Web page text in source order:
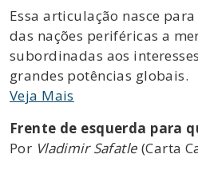
Essa articulação nasce
das nações periféricas a
subordinadas aos
grandes potências globais.
Veja Mais
Frente de esquerda para
Por Vladimir Safatle (Carta